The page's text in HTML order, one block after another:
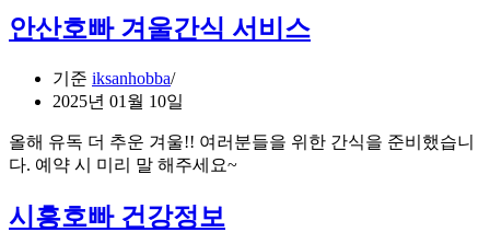
안산호빠 겨울간식 서비스
기준 iksanhobba
2025년 01월 10일
올해 유독 더 추운 겨울!! 여러분들을 위한 간식을 준비했습니
다. 예약 시 미리 말 해주세요~
시흥호빠 건강정보